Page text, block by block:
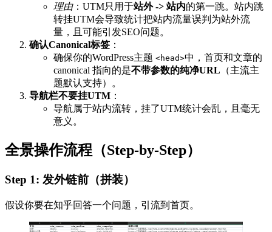
理由：UTM只用于站外 -> 站内的第一跳。站内跳
转挂UTM会导致统计把站内流量误判为站外流
量，且可能引发SEO问题。
确认Canonical标签 ：
确保你的WordPress主题 <head>中，首页和文章的
canonical 指向的是不带参数的纯净URL （主流主
题默认支持）。
导航栏不要挂UTM ：
导航属于站内流转，挂了UTM统计会乱，且毫无
意义。
全景操作流程（Step-by-Step）
Step 1: 发外链前（拼装）
假设你要在知乎回答一个问题，引流到首页。